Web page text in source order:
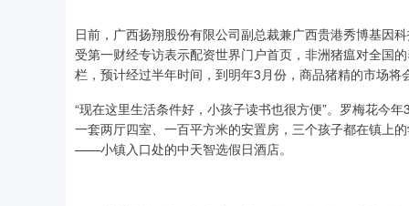
日前，广西扬翔股份有限公司副总裁兼广西贵港秀博基因
受第一财经专访表示配资世界门户首页，非洲猪瘟对全国
栏，预计经过半年时间，到明年3月份，商品猪精的市场将
“现在这里生活条件好，小孩子读书也很方便”。罗梅花今
一套两厅四室、一百平方米的安置房，三个孩子都在镇上
——小镇入口处的中天智选假日酒店。